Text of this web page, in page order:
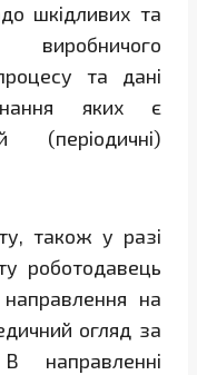
шкідливих та
виробничого
та дані
яких є
(періодичні)
також у разі
роботодавець
на
огляд за
направленні